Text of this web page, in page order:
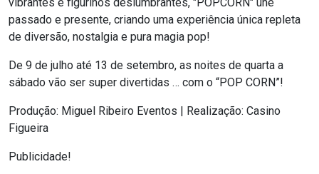
passado e presente, criando uma experiência única repleta
de diversão, nostalgia e pura magia pop!
De 9 de julho até 13 de setembro, as noites de quarta a
sábado vão ser super divertidas … com o “POP CORN”!
Produção: Miguel Ribeiro Eventos | Realização: Casino
Figueira
Publicidade!